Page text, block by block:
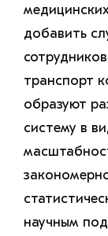
добавить
транспорт
образуют
систему в
научным